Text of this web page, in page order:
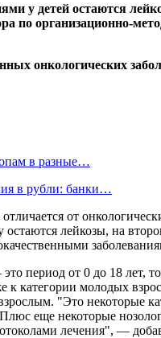
у детей остаются
по организационно-
в разные…
в рубли: банки…
отличается от
остаются лейкозы, на
период от 0 до 18 лет,
к категории молодых
"Это некоторые
еще некоторые
лечения", —